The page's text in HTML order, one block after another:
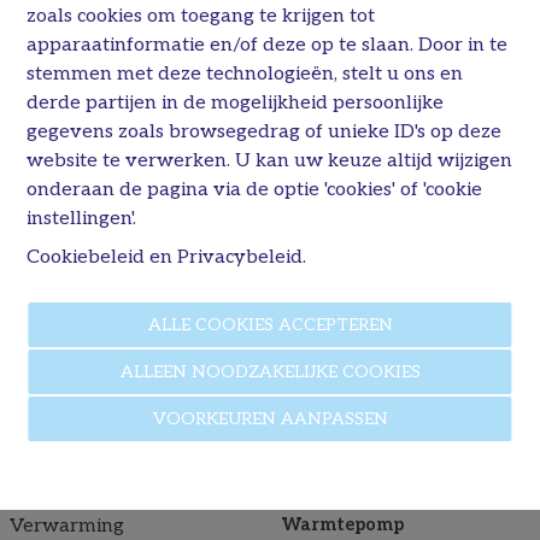
zoals cookies om toegang te krijgen tot
apparaatinformatie en/of deze op te slaan. Door in te
stemmen met deze technologieën, stelt u ons en
derde partijen in de mogelijkheid persoonlijke
gegevens zoals browsegedrag of unieke ID's op deze
website te verwerken. U kan uw keuze altijd wijzigen
onderaan de pagina via de optie 'cookies' of 'cookie
instellingen'.
Cookiebeleid enPrivacybeleid.
ALLE COOKIES ACCEPTEREN
ALLEEN NOODZAKELIJKE COOKIES
VOORKEUREN AANPASSEN
appartement beschikt over twee ruime en lichte kamers, een
deels overdekt terras, 2 parkeerplaatsen en een kelderberging.
Geniet van alle comfort en gemakken die dit appartement te
Wil je meer weten over de mogelijkheden, kosten en
tijdsbestek? Neem dan contact met ons op voor een vrijblijvend
gesprek. We helpen je graag bij het maken van de beste keuze
voor jouw woondromen.
Prijs voor het appartement exclusief kosten.
Prijs
Totale kostprijs € 436.840
Comfort
Verwarming Warmtepomp